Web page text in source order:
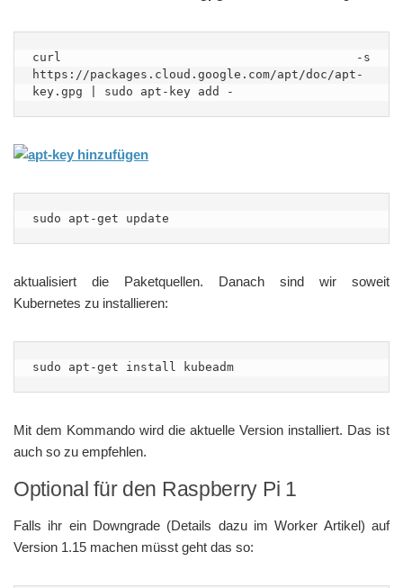
curl -s
https://packages.cloud.google.com/apt/doc/apt-
key.gpg | sudo apt-key add -
sudo apt-get update
aktualisiert die Paketquellen. Danach sind wir soweit
Kubernetes zu installieren:
sudo apt-get install kubeadm
Mit dem Kommando wird die aktuelle Version installiert. Das ist
auch so zu empfehlen.
Optional für den Raspberry Pi 1
Falls ihr ein Downgrade (Details dazu im Worker Artikel) auf
Version 1.15 machen müsst geht das so: